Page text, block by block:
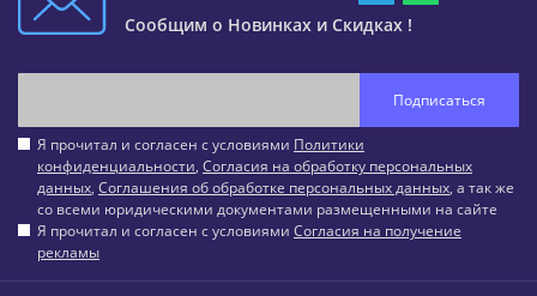
Сообщим о Новинках и Скидках !
Подписаться
Я прочитал и согласен с условиями Политики
конфиденциальности, Согласия на обработку персональных
данных, Соглашения об обработке персональных данных, а так же
со всеми юридическими документами размещенными на сайте
Я прочитал и согласен с условиями Согласия на получение
рекламы